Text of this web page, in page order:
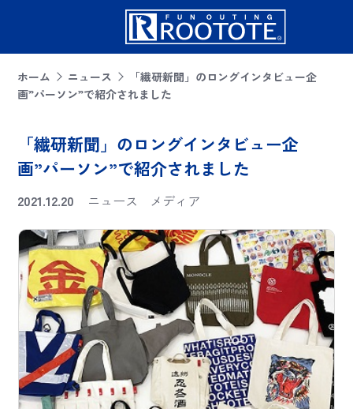
ホーム ニュース
「繊研新聞」のロングインタビュー企
画”パーソン”で紹介されました
「繊研新聞」のロングインタビュー企
画”パーソン”で紹介されました
2021.12.20 ニュース メディア